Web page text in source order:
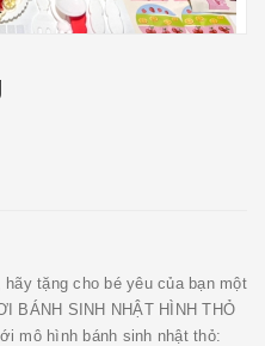
tặng cho bé yêu của bạn một
BÁNH SINH NHẬT HÌNH THỎ
mô hình bánh sinh nhật thỏ: